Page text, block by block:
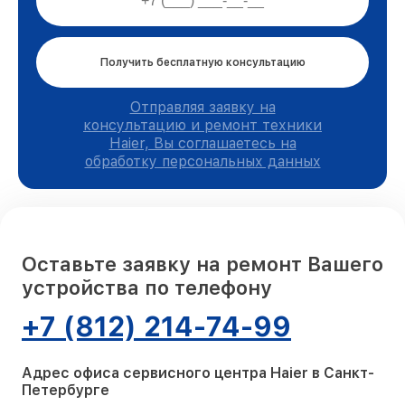
Получить бесплатную консультацию
Отправляя заявку на
консультацию и ремонт техники
Haier, Вы соглашаетесь на
обработку персональных данных
Оставьте заявку на ремонт Вашего
устройства по телефону
+7 (812) 214-74-99
Адрес офиса сервисного центра Haier в Санкт-
Петербурге